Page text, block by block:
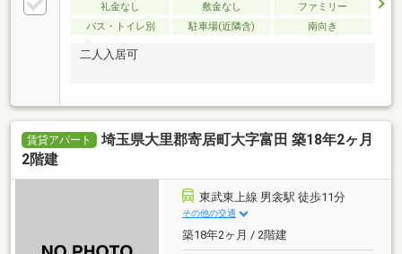
礼金なし 敷金なし
ファミリー
バス・トイレ別
駐車場(近隣含) 南向き
二人入居可
賃貸アパート
埼玉県大里郡寄居町大字富田 築18年2ヶ月
2階建
東武東上線 男衾駅 徒歩11分
その他の交通
築18年2ヶ月 / 2階建